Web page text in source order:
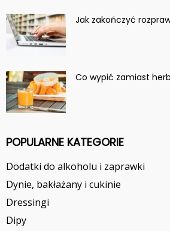
Jak zakończyć
Co wypić zamiast
POPULARNE KATEGORIE
Dodatki do alkoholu i zaprawki
Dynie, bakłażany i cukinie
Dressingi
Dipy